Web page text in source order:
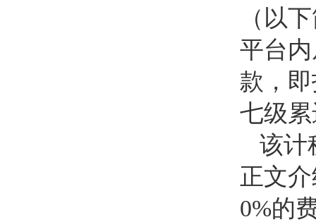
（以
平台
款，
七级
该计
正文
0%的